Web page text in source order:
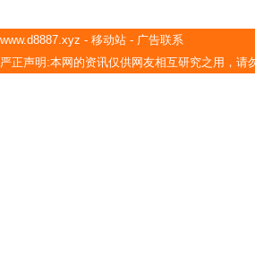
www.d8887.xyz - 移动站 - 广告联系
严正声明:本网的资讯仅供网友相互研究之用，请